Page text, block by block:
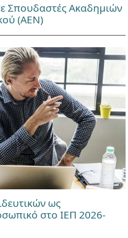
Σπουδαστές Ακαδημιών
(ΑΕΝ)
ως
στο ΙΕΠ 2026-